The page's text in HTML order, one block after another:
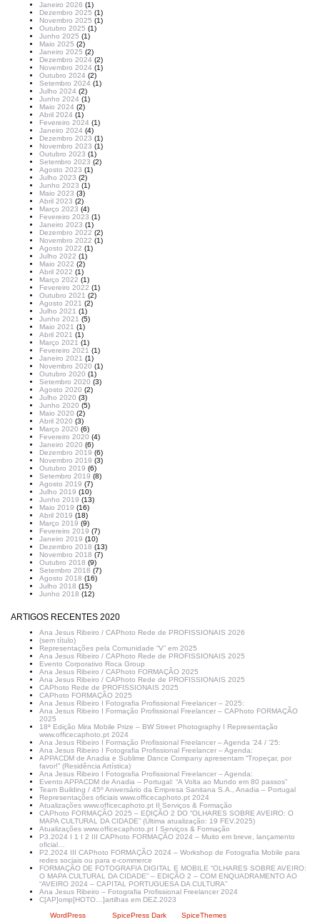
Janeiro 2026 (1)
Dezembro 2025 (1)
Novembro 2025 (1)
Outubro 2025 (1)
Junho 2025 (1)
Maio 2025 (2)
Janeiro 2025 (2)
Dezembro 2024 (2)
Novembro 2024 (1)
Outubro 2024 (2)
Setembro 2024 (1)
Julho 2024 (2)
Junho 2024 (1)
Maio 2024 (2)
Abril 2024 (1)
Fevereiro 2024 (1)
Janeiro 2024 (4)
Dezembro 2023 (1)
Novembro 2023 (1)
Outubro 2023 (1)
Setembro 2023 (2)
Agosto 2023 (1)
Julho 2023 (2)
Junho 2023 (1)
Maio 2023 (3)
Abril 2023 (2)
Março 2023 (4)
Fevereiro 2023 (1)
Janeiro 2023 (1)
Dezembro 2022 (2)
Novembro 2022 (1)
Agosto 2022 (1)
Julho 2022 (1)
Maio 2022 (2)
Abril 2022 (1)
Março 2022 (1)
Fevereiro 2022 (1)
Outubro 2021 (2)
Agosto 2021 (2)
Julho 2021 (1)
Junho 2021 (5)
Maio 2021 (1)
Abril 2021 (1)
Março 2021 (1)
Fevereiro 2021 (1)
Janeiro 2021 (1)
Novembro 2020 (1)
Outubro 2020 (1)
Setembro 2020 (3)
Agosto 2020 (2)
Julho 2020 (3)
Junho 2020 (5)
Maio 2020 (2)
Abril 2020 (3)
Março 2020 (6)
Fevereiro 2020 (4)
Janeiro 2020 (6)
Dezembro 2019 (6)
Novembro 2019 (3)
Outubro 2019 (6)
Setembro 2019 (8)
Agosto 2019 (7)
Julho 2019 (10)
Junho 2019 (13)
Maio 2019 (16)
Abril 2019 (18)
Março 2019 (9)
Fevereiro 2019 (7)
Janeiro 2019 (10)
Dezembro 2018 (13)
Novembro 2018 (7)
Outubro 2018 (9)
Setembro 2018 (7)
Agosto 2018 (16)
Julho 2018 (15)
Junho 2018 (12)
ARTIGOS RECENTES 2020
Ana Jesus Ribeiro / CAPhoto Rede de PROFISSIONAIS 2026
(sem título)
Representações pela Comunidade “V” em 2025
Ana Jesus Ribeiro / CAPhoto Rede de PROFISSIONAIS 2025
Evento Corporativo Roca Group
Ana Jesus Ribeiro / CAPhoto FORMAÇÃO 2025
Ana Jesus Ribeiro / CAPhoto Rede de PROFISSIONAIS 2025
CAPhoto Rede de PROFISSIONAIS 2025
CAPhoto FORMAÇÃO 2025
Ana Jesus Ribeiro I Fotografia Profissional Freelancer – 2025:
Ana Jesus Ribeiro I Formação Profissional Freelancer – CAPhoto FORMAÇÃO
2025
18ª Edição Mira Mobile Prize – BW Street Photography I Representação
www.officecaphoto.pt 2024
Ana Jesus Ribeiro I Formação Profissional Freelancer – Agenda ’24 / ’25:
Ana Jesus Ribeiro I Fotografia Profissional Freelancer – Agenda:
APPACDM de Anadia e Sublime Dance Company apresentam “Tropeçar, por
favor!” (Residência Artística)
Ana Jesus Ribeiro I Fotografia Profissional Freelancer – Agenda:
Evento APPACDM de Anadia – Portugal: “A Volta ao Mundo em 80 passos”
Team Building / 45º Aniversário da Empresa Sanitana S.A., Anadia – Portugal
Representações oficiais www.officecaphoto.pt 2024
Atualizações www.officecaphoto.pt II Serviços & Formação
CAPhoto FORMAÇÃO 2025 – EDIÇÃO 2 DO “OLHARES SOBRE AVEIRO: O
MAPA CULTURAL DA CIDADE” (Última atualização: 19 FEV.2025)
Atualizações www.officecaphoto.pt I Serviços & Formação
P3.2024 I 1 I 2 III CAPhoto FORMAÇÃO 2024 – Muito em breve, lançamento
oficial…
P2.2024 III CAPhoto FORMAÇÃO 2024 – Workshop de Fotografia Mobile para
redes sociais ou para e-commerce
FORMAÇÃO DE FOTOGRAFIA DIGITAL E MOBILE “OLHARES SOBRE AVEIRO:
O MAPA CULTURAL DA CIDADE” – EDIÇÃO 2 – COM ENQUADRAMENTO AO
“AVEIRO 2024 – CAPITAL PORTUGUESA DA CULTURA”
Ana Jesus Ribeiro – Fotografia Profissional Freelancer 2024
C[AP]omp[HOTO…]artilhas em DEZ.2023
WordPress SpicePress Dark SpiceThemes